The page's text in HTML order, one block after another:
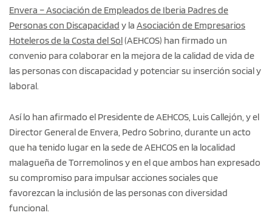
Envera – Asociación de Empleados de Iberia Padres de
Personas con Discapacidad y la Asociación de Empresarios
Hoteleros de la Costa del Sol(AEHCOS) han firmado un
convenio para colaborar en la mejora de la calidad de vida de
las personas con discapacidad y potenciar su inserción social y
laboral.
Así lo han afirmado el Presidente de AEHCOS, Luis Callejón, y el
Director General de Envera, Pedro Sobrino, durante un acto
que ha tenido lugar en la sede de AEHCOS en la localidad
malagueña de Torremolinos y en el que ambos han expresado
su compromiso para impulsar acciones sociales que
favorezcan la inclusión de las personas con diversidad
funcional.